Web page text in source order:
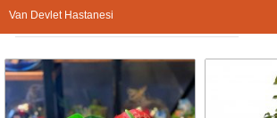
Van Devlet Hastanesi